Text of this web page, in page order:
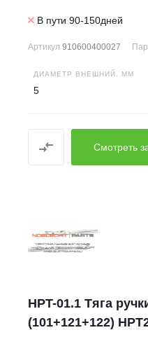
В пути 90-150дней
Артикул 910600400027
ДИАМЕТР ВНЕШНИЙ, ММ
5
Смотреть
HPT-01.1 Тяга
(101+121+122)